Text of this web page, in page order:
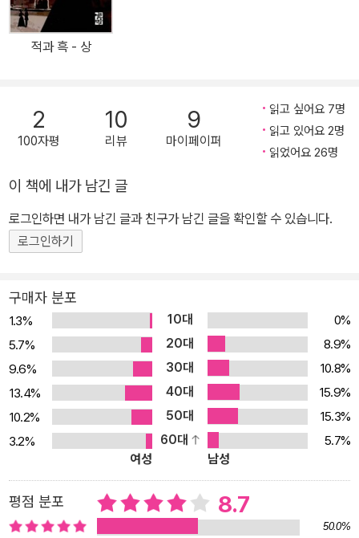
다는 소식을 듣고 쓰러진다. 이후 빈민 구호소에서 죽었다는 소문이
떠돌았지만, 실제로는 복통으로 병원으로 이송되었고 결국 폐렴으로
죽음을 맞았다. 대표작으로 소설 《거미줄(Das Spinnennetz)》(19
2), 《타라바스(Tarabas)》(1933), 《어느 살인자의 고백(Beichte e
ines Morders)》(1936), 《엉터리 저울추(Das falsche Gewich
있다.
르크 제국을 미화했다고 봐야 할지, 아니면 비판했다고 여겨야 할지
를 두고 의견이 엇갈리는 문제작이다. “합스부르크 신화”를 만들었다
고 하는 근거는, 1918년 오스트리아-헝가리 제국이 와해되자 오스트
거가 파괴됐다고 여기며, 급변하는 정치상황에 적응하지 못하고 합스
부르크 제국을 향수 어린 눈길로 뒤돌아봤다는 데에 있다. 이에 반해,
『라데츠키 행진곡』은 합스부르크 제국을 돌이켜봄으로써 당시 시대
역사를 통해 합스부르크 제국의 모순을 드러냄으로써 1차 세계대전
후 오스트리아 사회가 안고 있는 문제의 근원을 파헤치고 있다는 것
이다. 즉, “현재로부터 도피하여 주관적으로 변형된 과거에서 위안을
가 자신이 합스부르크 제국에 대하여 모종의 향수를 느끼면서도 제국
의 몰락을 역사적 필연으로 묘파하고 있다는 점에서 일찍이 엥겔스가
말한 “리얼리즘의 승리”가 구현된 작품이라 평가할 수 있다. 웅대한
서사적 얼개에도 불구하고 인물의 성격이나 상황에 대해 매우 감각적
인 문체로 묘사하는 특색을 보여주는 이 소설은 요제프 트로타 소위
가 쏠페리노 전투에서 황제의 목숨을 구하여 마리아 테레지아 훈장과
폰 지폴리에라는 귀족칭호를 수여받는 것으로 시작된다. 아들 프란츠
트로타는 “쏠페리노의 영웅”인 아버지를 따라 군인이 되고 싶었지만,
그 아버지의 뜻에 따라 오스트리아-헝가리 제국 관료로서 W군 군수
로 근무하게 된다. 아들은 행정권력으로써 상징적으로 황제 역할을
대행한다. 손자 카를 요제프 트로타는 “쏠페리노의 영웅”인 할아버지
적과 흑 - 상
2
100자평
10
리뷰
9
마이페이퍼
읽고 싶어요 7명
읽고 있어요 2명
읽었어요 26명
이 책에 내가 남긴 글
로그인하면 내가 남긴 글과 친구가 남긴 글을 확인할 수 있습니다.
로그인하기
구매자 분포
1.3% 10대
0%
5.7%
20대
8.9%
9.6%
30대
10.8%
13.4%
40대
15.9%
10.2%
50대
15.3%
3.2%
60대
5.7%
여성
남성
평점 분포 8.7
50.0%